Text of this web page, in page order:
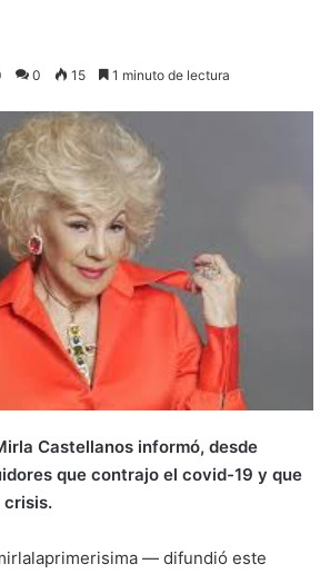
0 15 1 minuto de lectura
Castellanos informó, desde
que contrajo el covid-19 y que
crisis.
— difundió este